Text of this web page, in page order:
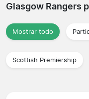
Glasgow Rangers
Mostrar todo
Scottish Premiership